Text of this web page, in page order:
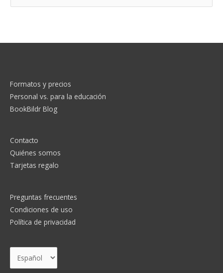
r
Formatos y precios
Personal vs. para la educación
BookBildr Blog
Contacto
Quiénes somos
Tarjetas regalo
Preguntas frecuentes
Condiciones de uso
Política de privacidad